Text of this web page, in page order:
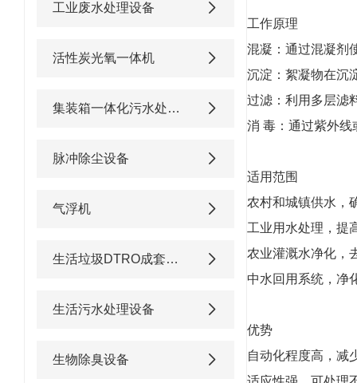
工业废水处理设备
活性炭光氧一体机
集装箱一体化污水处理设备
脉冲除尘设备
气浮机
生活垃圾DTRO成套渗滤液处理设备
生活污水处理设备
生物除臭设备
工作原理
混凝：通过混凝剂
沉淀：絮凝物在沉
过滤：利用多层滤
消 毒：通过紫外线
适用范围
农村和城镇供水，
工业用水处理，提
农业灌溉水净化，
中水回用系统，净
优势
自动化程度高，减